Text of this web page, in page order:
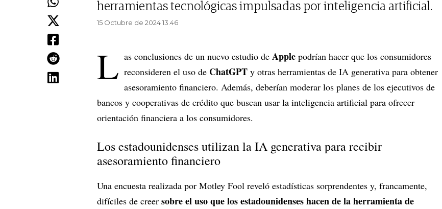
herramientas tecnológicas impulsadas por inteligencia artificial.
15 Octubre de 2024 13.46
L as conclusiones de un nuevo estudio de Apple podrían hacer que los consumidores
reconsideren el uso de ChatGPT y otras herramientas de IA generativa para obtener
asesoramiento financiero. Además, deberían moderar los planes de los ejecutivos de
bancos y cooperativas de crédito que buscan usar la inteligencia artificial para ofrecer
orientación financiera a los consumidores.
Los estadounidenses utilizan la IA generativa para recibir
asesoramiento financiero
Una encuesta realizada por Motley Fool reveló estadísticas sorprendentes y, francamente,
difíciles de creer sobre el uso que los estadounidenses hacen de la herramienta de